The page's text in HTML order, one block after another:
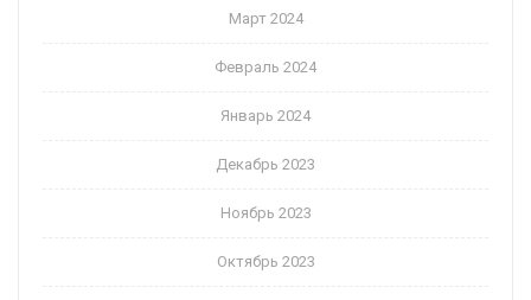
Март 2024
Февраль 2024
Январь 2024
Декабрь 2023
Ноябрь 2023
Октябрь 2023